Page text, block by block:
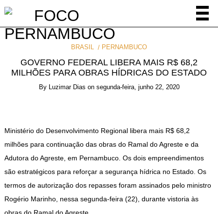
BRASIL PERNAMBUCO
GOVERNO FEDERAL LIBERA MAIS R$ 68,2
MILHÕES PARA OBRAS HÍDRICAS DO ESTADO
By Luzimar Dias on segunda-feira, junho 22, 2020
Ministério do Desenvolvimento Regional libera mais R$ 68,2
milhões para continuação das obras do Ramal do Agreste e da
Adutora do Agreste, em Pernambuco. Os dois empreendimentos
são estratégicos para reforçar a segurança hídrica no Estado. Os
termos de autorização dos repasses foram assinados pelo ministro
Rogério Marinho, nessa segunda-feira (22), durante vistoria às